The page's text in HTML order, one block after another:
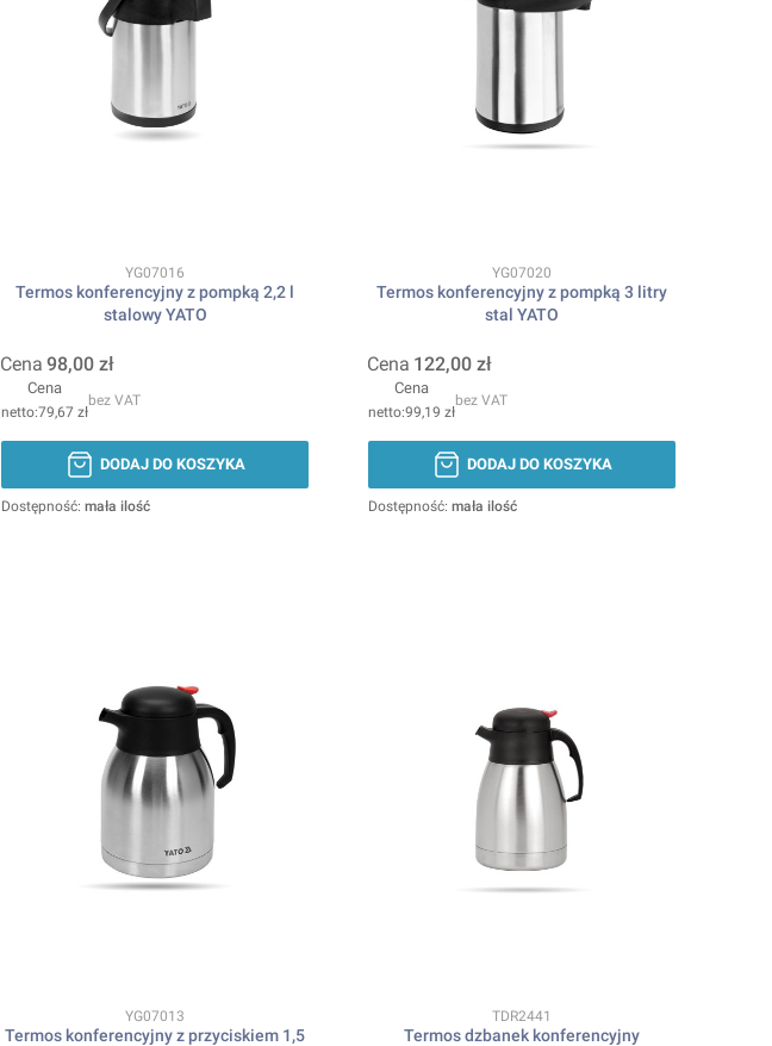
Kod produktu
YG07016
Termos konferencyjny z pompką 2,2 l
stalowy YATO
Cena 98,00 zł
Cena
79,67 zł
bez VAT
DODAJ DO KOSZYKA
Dostępność: mała ilość
Kod produktu
YG07020
Termos konferencyjny z pompką 3 litry
stal YATO
Cena 122,00 zł
Cena
99,19 zł
bez VAT
DODAJ DO KOSZYKA
Dostępność: mała ilość
Kod produktu
YG07013
Termos konferencyjny z przyciskiem 1,5
Kod produktu
TDR2441
Termos dzbanek konferencyjny